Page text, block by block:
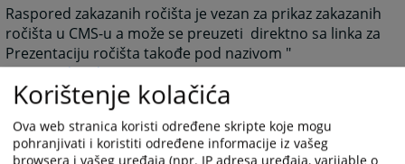
Raspored zakazanih ročišta je vezan za prikaz zakazanih
ročišta u CMS-u a može se preuzeti direktno sa linka za
Prezentaciju ročišta takođe pod nazivom "
Raspored suđenja
3181PREGLEDA
Korištenje kolačića
Ova web stranica koristi određene skripte koje mogu
pohranjivati i koristiti određene informacije iz vašeg
browsera i vašeg uređaja (npr. IP adresa uređaja, varijable o